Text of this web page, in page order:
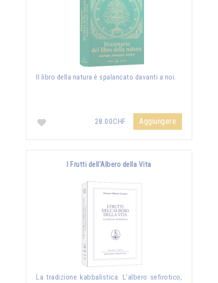
Il libro della natura è spalancato davanti a noi.
28.00CHF Aggiungere
I Frutti dell'Albero della Vita
La tradizione kabbalistica. L’albero sefirotico,